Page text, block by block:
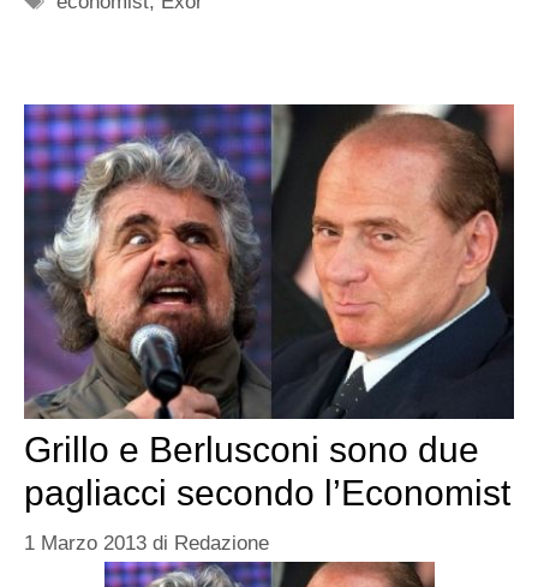
Grillo e Berlusconi sono due
pagliacci secondo l’Economist
1 Marzo 2013 di Redazione